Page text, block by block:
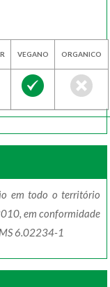
VEGANO ORGANICO
em todo o território
em conformidade
6.02234-1